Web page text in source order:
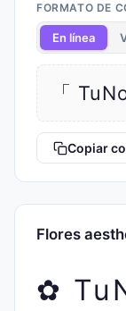
FORMATO DE
En línea
「
Copiar
Flores
✿